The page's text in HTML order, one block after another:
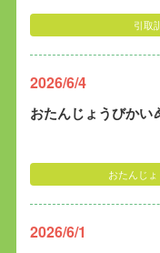
引取
2026/6/4
おたんじょうびかい
おたんじ
2026/6/1